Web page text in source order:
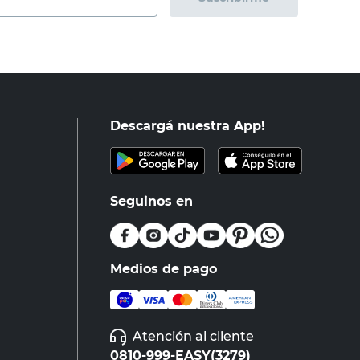
Descargá nuestra App!
Seguinos en
Medios de pago
Atención al cliente
0810-999-EASY(3279)